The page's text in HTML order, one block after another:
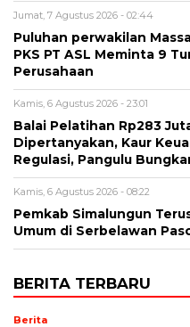
Jumat, 7 Agustus 2026 - 02:44
Puluhan perwakilan
PKS PT ASL Meminta 9
Perusahaan
Kamis, 6 Agustus 2026 - 23:01
Balai Pelatihan Rp283
Dipertanyakan, Kaur
Regulasi, Pangulu
Kamis, 6 Agustus 2026 - 08:22
Pemkab Simalungun
Umum di Serbelawan
BERITA TERBARU
Berita